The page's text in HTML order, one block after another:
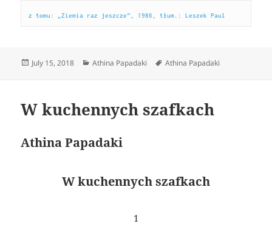
z tomu: „Ziemia raz jeszcze”, 1986, tłum.: Leszek Paul
Posted
July 15, 2018 Categories
Athina Papadaki Tags
Athina Papadaki
W kuchennych szafkach
Athina Papadaki
W kuchennych szafkach
1